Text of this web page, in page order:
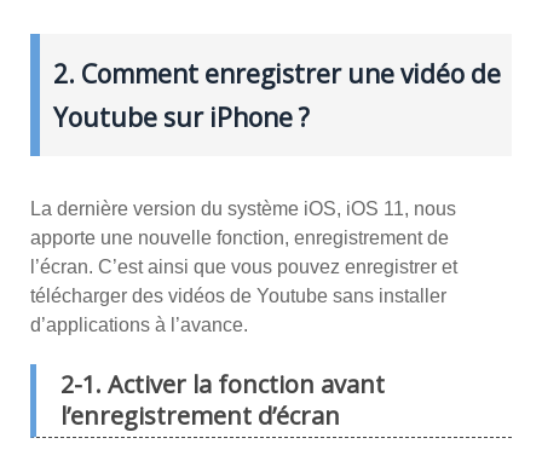
2. Comment enregistrer une vidéo de
Youtube sur iPhone ?
La dernière version du système iOS, iOS 11, nous
apporte une nouvelle fonction, enregistrement de
l’écran. C’est ainsi que vous pouvez enregistrer et
télécharger des vidéos de Youtube sans installer
d’applications à l’avance.
2-1. Activer la fonction avant
l’enregistrement d’écran